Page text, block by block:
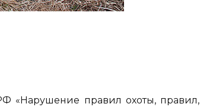
«Нарушение правил охоты, правил,